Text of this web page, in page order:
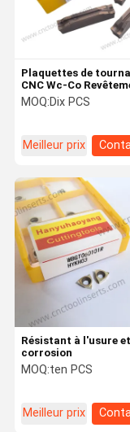
À La Maison
Contrôle De
Plaquettes de
CNC Wc-Co
PVD HYN123J2-0500-
0002-CM HYX808
MOQ:Dix PCS
Meilleur prix
Résistant à l'usure
corrosion
MOQ:ten PCS
Meilleur prix